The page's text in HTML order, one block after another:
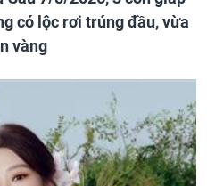
có lộc rơi trúng đầu, vừa
vàng